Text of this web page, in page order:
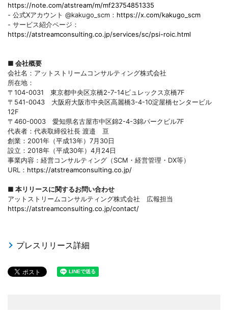
https://note.com/atstream/m/mf23754851335
- 公式Xアカウント @kakugo_scm： https://x.com/kakugo_scm
- サービス紹介ページ：
https://atstreamconsulting.co.jp/services/sc/psi-roic.html
■ 会社概要
会社名：アットストリームコンサルティング株式会社
所在地：
〒104-0031 東京都中央区京橋2-7-14ビュレックス京橋7F
〒541-0043 大阪府大阪市中央区高麗橋3-4-10淀屋橋センタービル
12F
〒460-0003 愛知県名古屋市中区錦2-4-3錦パークビル7F
代表者：代表取締役社長 渡邉 亘
創業：2001年（平成13年）7月30日
設立：2018年（平成30年）4月24日
事業内容：経営コンサルティング（SCM・経営管理・DX等）
URL： https://atstreamconsulting.co.jp/
■ 本リリースに関するお問い合わせ
アットストリームコンサルティング株式会社 広報担当
https://atstreamconsulting.co.jp/contact/
プレスリリース詳細